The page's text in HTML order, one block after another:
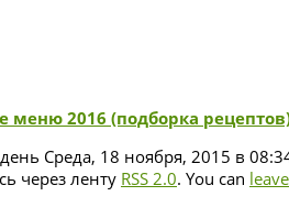
меню 2016 (подборка
Среда, 18 ноября, 2015 в
через ленту RSS 2.0. You can